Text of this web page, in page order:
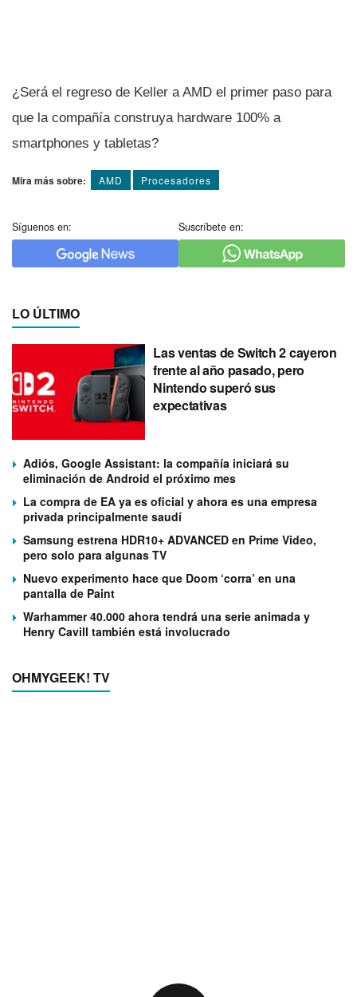
¿Será el regreso de Keller a AMD el primer paso para
que la compañí­a construya hardware 100% a
smartphones y tabletas?
Mira más sobre: AMD Procesadores
Síguenos en: Suscríbete en:
LO ÚLTIMO
Las ventas de Switch 2 cayeron
frente al año pasado, pero
Nintendo superó sus
expectativas
Adiós, Google Assistant: la compañía iniciará su
eliminación de Android el próximo mes
La compra de EA ya es oficial y ahora es una empresa
privada principalmente saudí
Samsung estrena HDR10+ ADVANCED en Prime Video,
pero solo para algunas TV
Nuevo experimento hace que Doom ‘corra’ en una
pantalla de Paint
Warhammer 40.000 ahora tendrá una serie animada y
Henry Cavill también está involucrado
OHMYGEEK! TV